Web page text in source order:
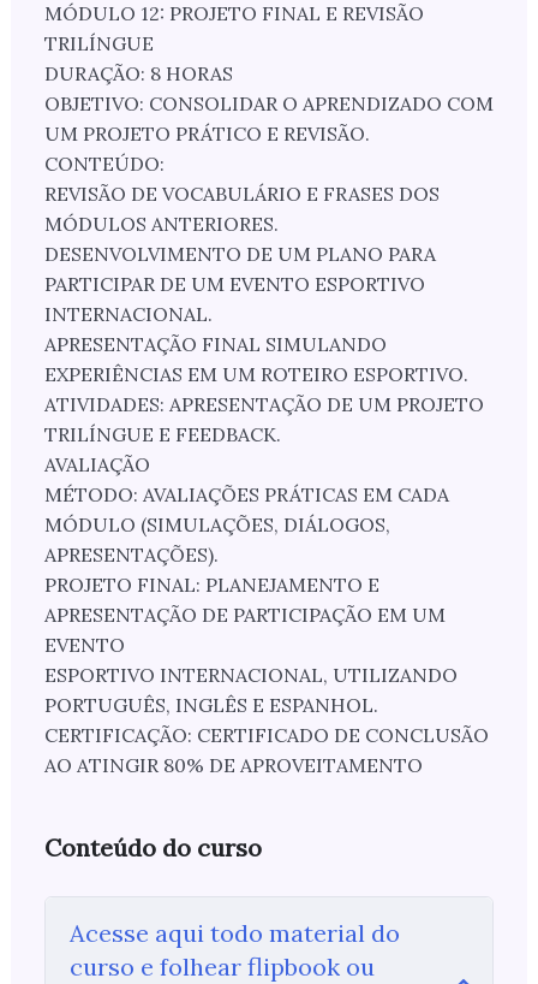
MÓDULO 12: PROJETO FINAL E REVISÃO
TRILÍNGUE
DURAÇÃO: 8 HORAS
OBJETIVO: CONSOLIDAR O APRENDIZADO COM
UM PROJETO PRÁTICO E REVISÃO.
CONTEÚDO:
REVISÃO DE VOCABULÁRIO E FRASES DOS
MÓDULOS ANTERIORES.
DESENVOLVIMENTO DE UM PLANO PARA
PARTICIPAR DE UM EVENTO ESPORTIVO
INTERNACIONAL.
APRESENTAÇÃO FINAL SIMULANDO
EXPERIÊNCIAS EM UM ROTEIRO ESPORTIVO.
ATIVIDADES: APRESENTAÇÃO DE UM PROJETO
TRILÍNGUE E FEEDBACK.
AVALIAÇÃO
MÉTODO: AVALIAÇÕES PRÁTICAS EM CADA
MÓDULO (SIMULAÇÕES, DIÁLOGOS,
APRESENTAÇÕES).
PROJETO FINAL: PLANEJAMENTO E
APRESENTAÇÃO DE PARTICIPAÇÃO EM UM
EVENTO
ESPORTIVO INTERNACIONAL, UTILIZANDO
PORTUGUÊS, INGLÊS E ESPANHOL.
CERTIFICAÇÃO: CERTIFICADO DE CONCLUSÃO
AO ATINGIR 80% DE APROVEITAMENTO
Conteúdo do curso
Acesse aqui todo material do
curso e folhear flipbook ou